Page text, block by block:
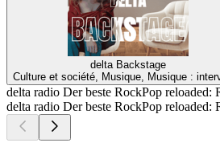
delta Backstage
Culture et société, Musique, Musique :
delta radio Der beste RockPop reloaded:
delta radio Der beste RockPop reloaded: